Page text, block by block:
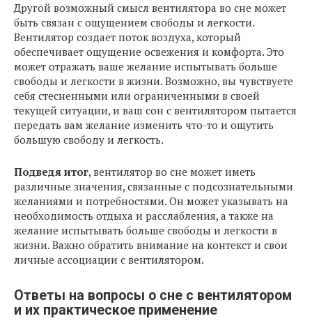
Другой возможный смысл вентилятора во сне может
быть связан с ощущением свободы и легкости.
Вентилятор создает поток воздуха, который
обеспечивает ощущение освежения и комфорта. Это
может отражать ваше желание испытывать больше
свободы и легкости в жизни. Возможно, вы чувствуете
себя стесненными или ограниченными в своей
текущей ситуации, и ваш сон с вентилятором пытается
передать вам желание изменить что-то и ощутить
большую свободу и легкость.
Подведя итог, вентилятор во сне может иметь
различные значения, связанные с подсознательными
желаниями и потребностями. Он может указывать на
необходимость отдыха и расслабления, а также на
желание испытывать больше свободы и легкости в
жизни. Важно обратить внимание на контекст и свои
личные ассоциации с вентилятором.
Ответы на вопросы о сне с вентилятором
и их практическое применение